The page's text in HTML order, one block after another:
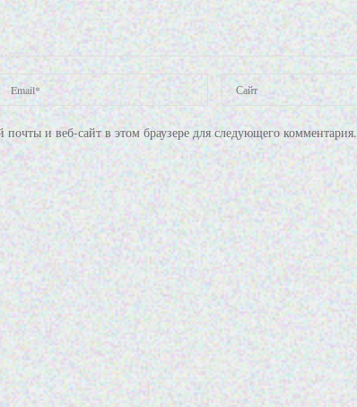
и веб-сайт в этом браузере для следующего комментария.